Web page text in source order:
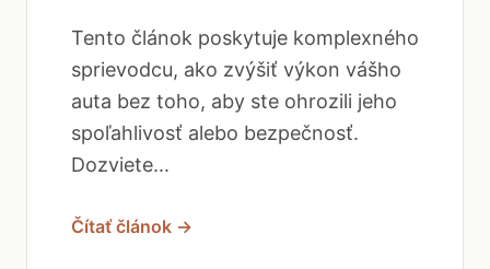
Tento článok poskytuje komplexného
sprievodcu, ako zvýšiť výkon vášho
auta bez toho, aby ste ohrozili jeho
spoľahlivosť alebo bezpečnosť.
Dozviete...
Čítať článok →